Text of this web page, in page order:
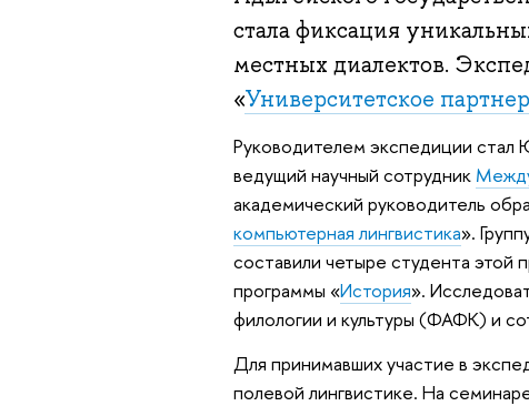
стала фиксация
местных диалектов.
«Университетское
Руководителем экспедиции
ведущий научный сотрудник
академический руководитель
компьютернаялингвистика».
составили четыре студента этой
программы «История».
филологии и культуры (ФАФК) и
Для принимавших участие в
полевой лингвистике. На